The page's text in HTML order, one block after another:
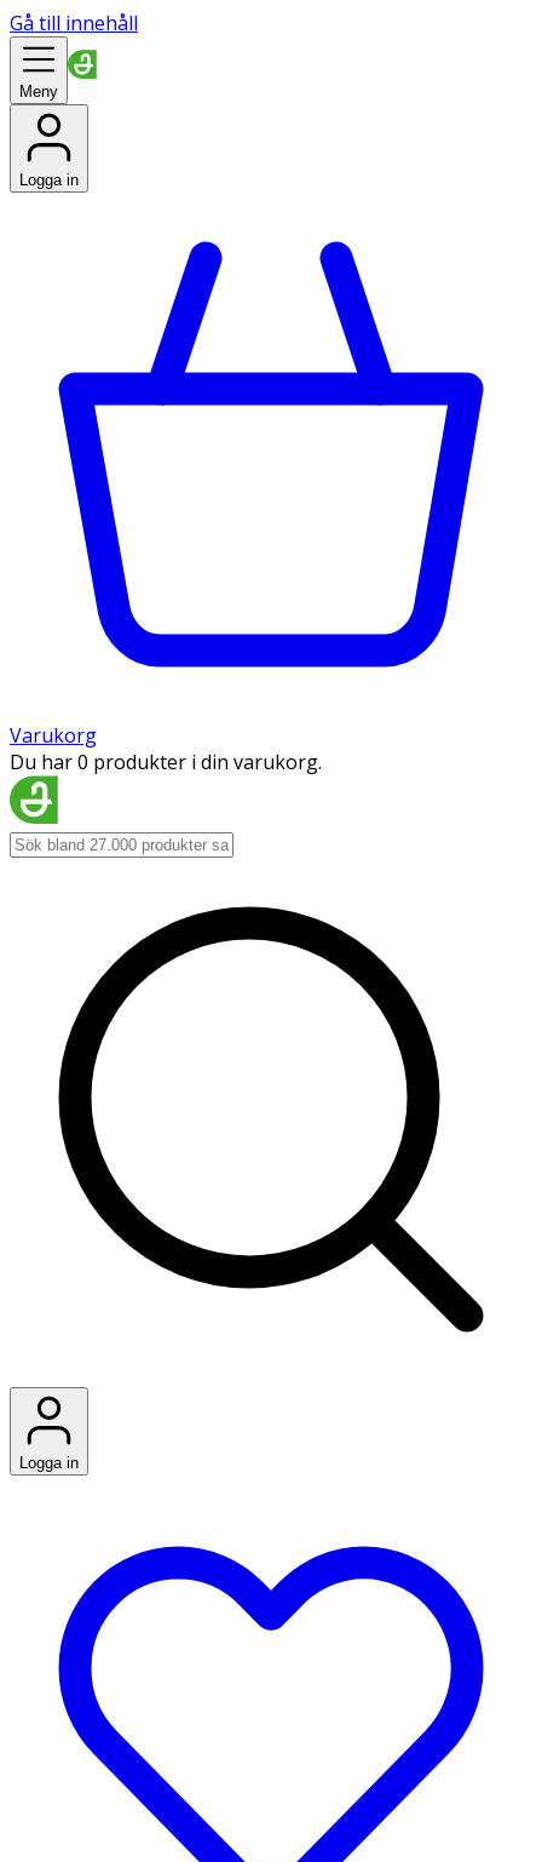
Gå till innehåll
Meny
Logga in
Varukorg
Du har 0 produkter i din varukorg.
Logga in